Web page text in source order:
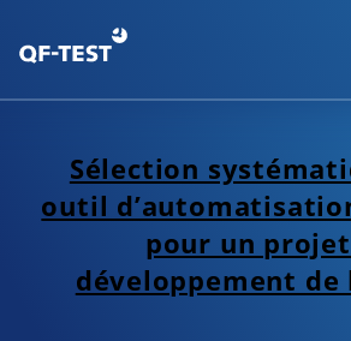
Sélection
outil
pour un
développement de